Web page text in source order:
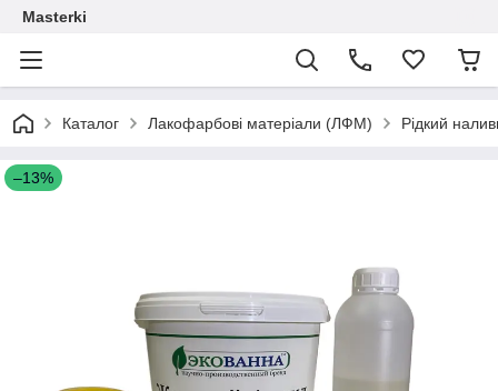
Masterki
Каталог Лакофарбові матеріали (ЛФМ) Рідкий
–13%